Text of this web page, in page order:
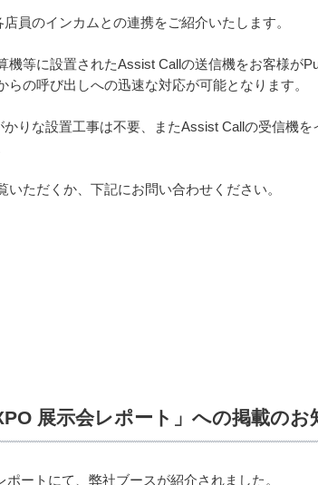
員のインカムとの連携をご紹介いたします。
等に設置されたAssist Callの送信機をお客様が
の呼び出しへの迅速な対応が可能となります。
りな設置工事は不要、またAssist Callの受信機を
ただくか、下記にお問い合わせください。
展示会レポート」への掲載のお
ートにて、弊社ブースが紹介されました。